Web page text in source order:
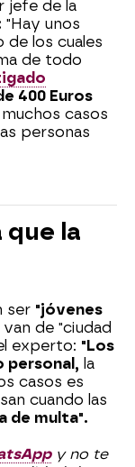
jefe de la
"Hay unos
de los cuales
de todo
400 Euros
casos
personas
que la
ser "jóvenes
de "ciudad
experto: "Los
personal, la
casos es
cuando las
de multa".
y no te